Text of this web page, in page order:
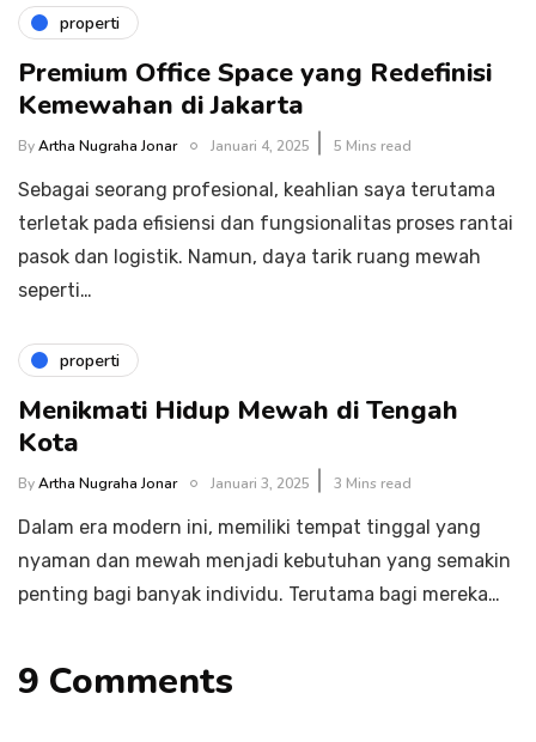
properti
Premium Office Space yang Redefinisi
Kemewahan di Jakarta
ByArtha Nugraha Jonar Januari 4, 2025 5 Mins read
Sebagai seorang profesional, keahlian saya terutama
terletak pada efisiensi dan fungsionalitas proses rantai
pasok dan logistik. Namun, daya tarik ruang mewah
seperti…
properti
Menikmati Hidup Mewah di Tengah
Kota
ByArtha Nugraha Jonar Januari 3, 2025 3 Mins read
Dalam era modern ini, memiliki tempat tinggal yang
nyaman dan mewah menjadi kebutuhan yang semakin
penting bagi banyak individu. Terutama bagi mereka…
9 Comments